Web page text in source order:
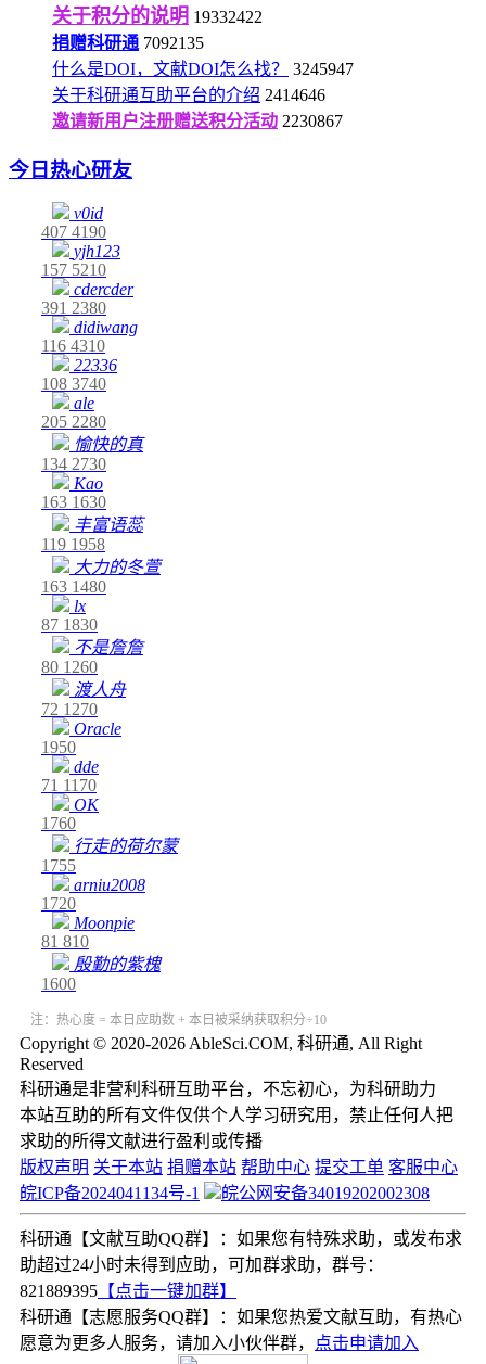
关于积分的说明 19332422
捐赠科研通 7092135
什么是DOI，文献DOI怎么找？
3245947
关于科研通互助平台的介绍 2414646
邀请新用户注册赠送积分活动 2230867
今日热心研友
v0id
407 4190
yjh123
157 5210
cdercder
391 2380
didiwang
116 4310
22336
108 3740
ale
205 2280
愉快的真
134 2730
Kao
163 1630
丰富语蕊
119 1958
大力的冬萱
163 1480
lx
87 1830
不是詹詹
80 1260
渡人舟
72 1270
Oracle
1950
dde
71 1170
OK
1760
行走的荷尔蒙
1755
arniu2008
1720
Moonpie
81 810
殷勤的紫槐
1600
注：热心度 = 本日应助数 + 本日被采纳获取积分÷10
Copyright © 2020-2026 AbleSci.COM, 科研通, All Right
Reserved
科研通是非营利科研互助平台，不忘初心，为科研助力
本站互助的所有文件仅供个人学习研究用，禁止任何人把
求助的所得文献进行盈利或传播
版权声明 关于本站 捐赠本站 帮助中心 提交工单 客服中心
皖ICP备2024041134号-1
皖公网安备34019202002308
科研通【文献互助QQ群】：如果您有特殊求助，或发布求
助超过24小时未得到应助，可加群求助，群号：
821889395 【点击一键加群】
科研通【志愿服务QQ群】：如果您热爱文献互助，有热心
愿意为更多人服务，请加入小伙伴群，
点击申请加入